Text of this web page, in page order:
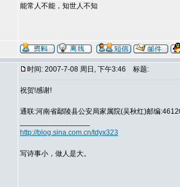
能常人不能，知世人不知
时间: 2007-7-08 周日, 下午3:46 标题:
祝贺!感谢!
通联:河南省鄢陵县公安局家属院(吴秋红)邮编
http://blog.sina.com.cn/tdyx323
写诗事小，做人是大。